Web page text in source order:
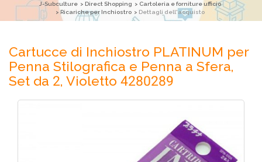
J-Subculture Direct Shopping
Cartoleria e forniture ufficio
Ricariche per Inchiostro
Dettagli dell'acquisto
Cartucce di Inchiostro PLATINUM per
Penna Stilografica e Penna a Sfera,
Set da 2, Violetto 4280289